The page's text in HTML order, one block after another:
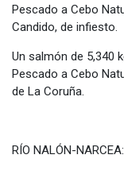
Pescado a Cebo
Candido, de infiesto.
Un salmón de 5,340
Pescado a Cebo
de La Coruña.
TOTAL
RÍO NALÓN-